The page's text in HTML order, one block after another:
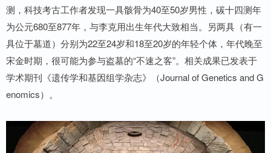
测，科技考古工作者发现一具骸骨为40至50岁男性，碳十四测年
为公元680至877年，与李克用出生年代大致相当。另两具（有一
具位于墓道）分别为22至24岁和18至20岁的年轻个体，年代晚至
宋金时期，很可能为参与盗墓的“不速之客”。相关成果已发表于
学术期刊《遗传学和基因组学杂志》（Journal of Genetics and G
enomics）。